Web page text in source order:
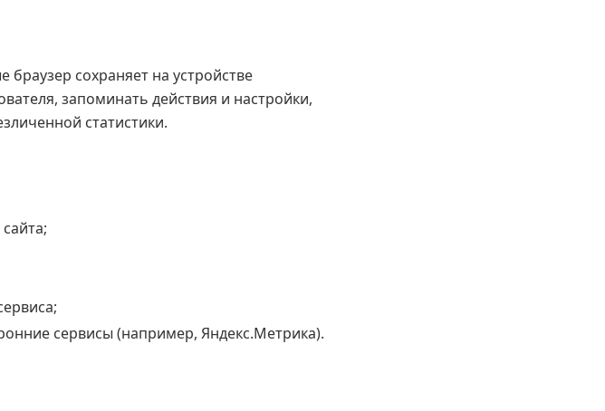
сохраняет на устройстве
запоминать действия и настройки,
статистики.
сервисы (например, Яндекс.Метрика).